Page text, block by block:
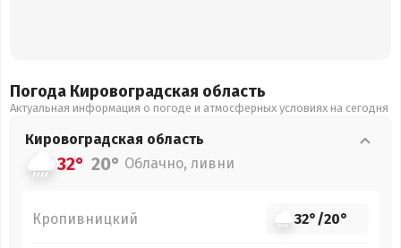
Погода Кировоградская область
Актуальная информация о погоде и атмосферных условиях на сегодня
Кировоградская область
32° 20° Облачно, ливни
Кропивницкий 32°/20°